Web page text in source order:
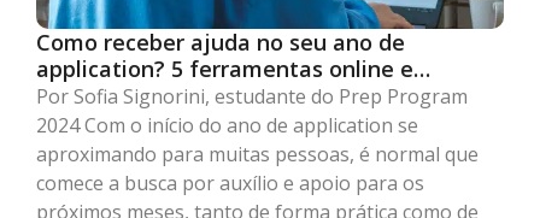
Como receber ajuda no seu ano de
application? 5 ferramentas online e
gratuitas para te apoiar
Por Sofia Signorini, estudante do Prep Program
2024 Com o início do ano de application se
aproximando para muitas pessoas, é normal que
comece a busca por auxílio e apoio para os
próximos meses, tanto de forma prática como de